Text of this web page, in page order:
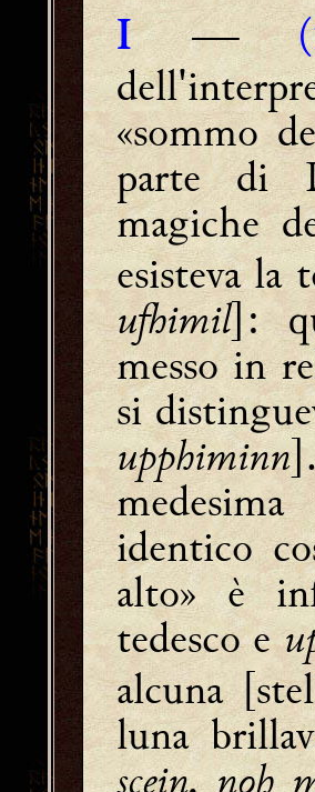
I―(
«sommo
parte di
magiche
esisteva
ufhimil]:
messo in
si
upphiminn
identico
alto» è
tedesco e
alcuna
luna
scein, noh